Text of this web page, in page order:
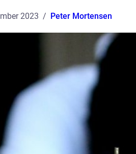
2023 Peter Mortensen